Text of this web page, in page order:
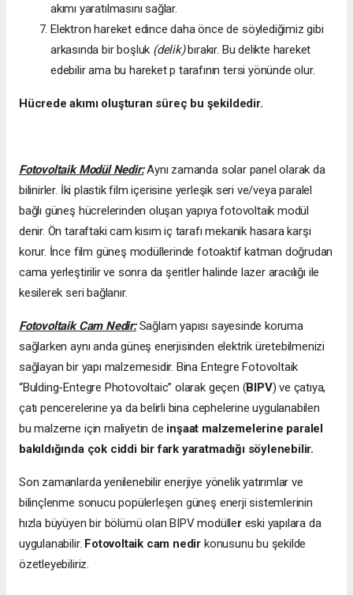
akımı yaratılmasını sağlar.
Elektron hareket edince daha önce de söylediğimiz gibi
arkasında bir boşluk (delik)bırakır. Bu delikte hareket
edebilir ama bu hareket p tarafının tersi yönünde olur.
Hücrede akımı oluşturan süreç bu şekildedir.
Fotovoltaik Modül Nedir:Aynı zamanda solar panel olarak da
bilinirler. İki plastik film içerisine yerleşik seri ve/veya paralel
bağlı güneş hücrelerinden oluşan yapıya fotovoltaik modül
denir. Ön taraftaki cam kısım iç tarafı mekanik hasara karşı
korur. İnce film güneş modüllerinde fotoaktif katman doğrudan
cama yerleştirilir ve sonra da şeritler halinde lazer aracılığı ile
kesilerek seri bağlanır.
Fotovoltaik Cam Nedir:Sağlam yapısı sayesinde koruma
sağlarken aynı anda güneş enerjisinden elektrik üretebilmenizi
sağlayan bir yapı malzemesidir. Bina Entegre Fotovoltaik
“Bulding-Entegre Photovoltaic” olarak geçen (BIPV) ve çatıya,
çatı pencerelerine ya da belirli bina cephelerine uygulanabilen
bu malzeme için maliyetin de inşaat malzemelerine paralel
bakıldığında çok ciddi bir fark yaratmadığı söylenebilir.
Son zamanlarda yenilenebilir enerjiye yönelik yatırımlar ve
bilinçlenme sonucu popülerleşen güneş enerji sistemlerinin
hızla büyüyen bir bölümü olan BIPV modüller eski yapılara da
uygulanabilir. Fotovoltaik cam nedir konusunu bu şekilde
özetleyebiliriz.